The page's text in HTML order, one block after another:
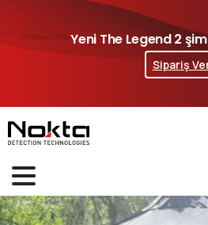
Yeni The Legend 2
Sipariş